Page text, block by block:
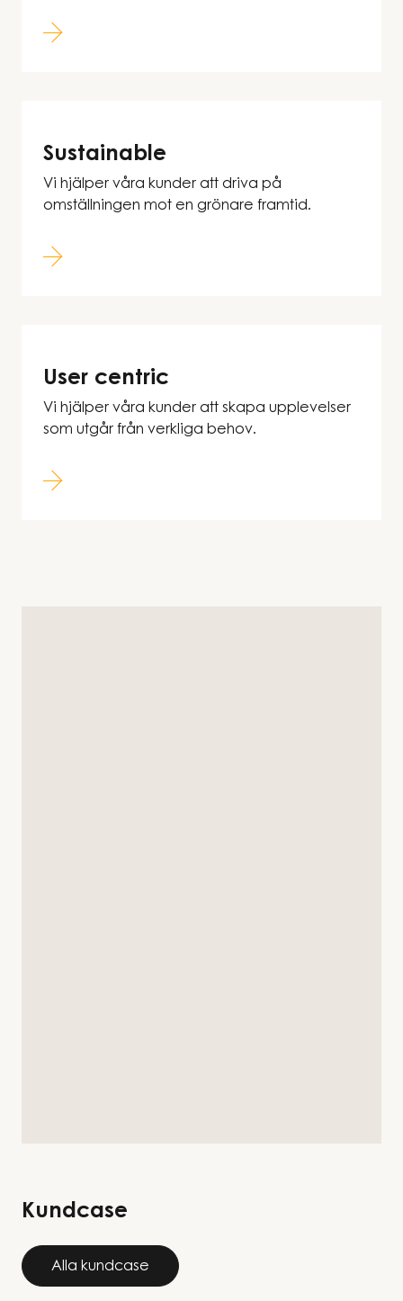
Sustainable
Vi hjälper våra kunder att driva på
omställningen mot en grönare framtid.
User centric
Vi hjälper våra kunder att skapa upplevelser
som utgår från verkliga behov.
Kundcase
Alla kundcase